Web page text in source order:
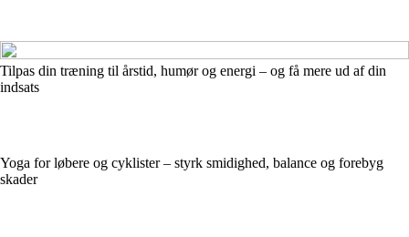
Tilpas din træning til årstid, humør og energi – og få mere ud af din
indsats
Yoga for løbere og cyklister – styrk smidighed, balance og forebyg
skader